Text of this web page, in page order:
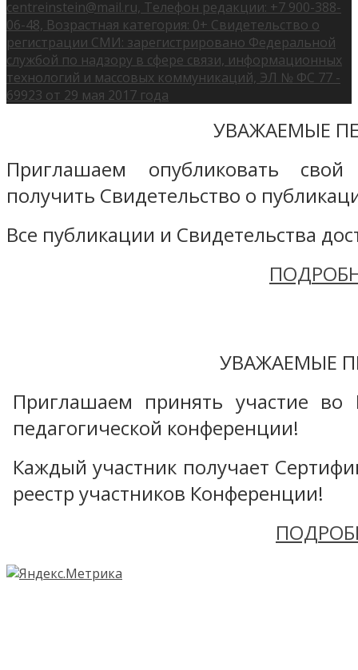
centreinstein@mail.ru, Телефон редакции: +7 900-388-
06-48, Возрастная категория: 0+ Свидетельство о
регистрации СМИ: зарегистрировано Федеральной
службой по надзору в сфере связи, информационных
технологий и массовых коммуникаций, ЭЛ № ФС 77 -
69923 от 29 мая 2017 года
УВАЖАЕМЫЕ
Приглашаем опубликовать
получить Свидетельство о
Все публикации и Свидетельства
УВАЖАЕМЫЕ
Приглашаем принять участие во
педагогической конференции!
Каждый участник получает
реестр участников Конференции!